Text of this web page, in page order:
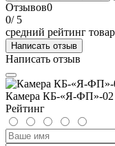
Отзывов0
0/ 5
средний рейтинг
Написать отзыв
Написать отзыв
Камера КБ-«Я-ФП»-02
Рейтинг